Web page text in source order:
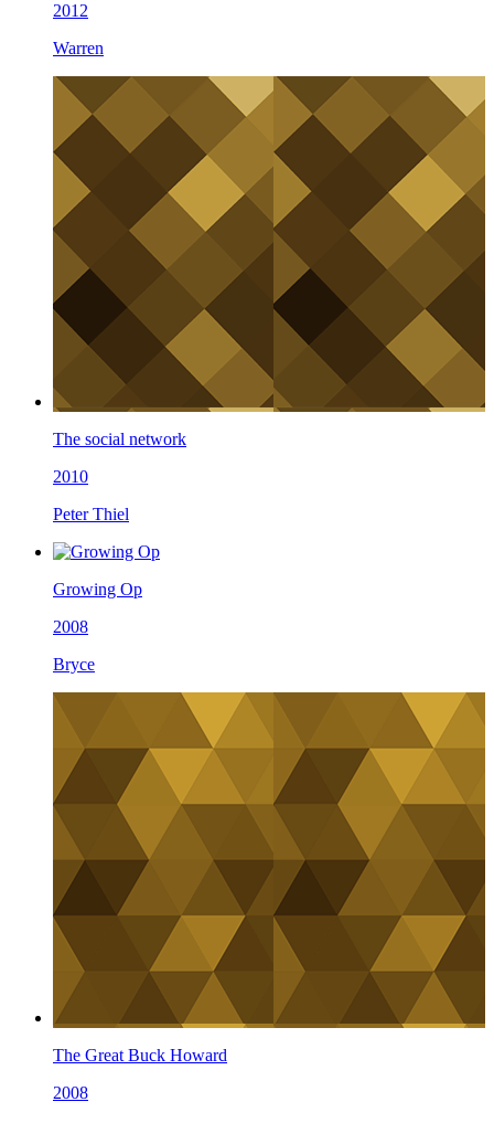
2012
Warren
The social network
2010
Peter Thiel
Growing Op
2008
Bryce
The Great Buck Howard
2008